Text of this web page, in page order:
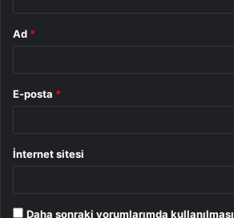
Ad *
E-posta *
İnternet sitesi
Daha sonraki yorumlarımda